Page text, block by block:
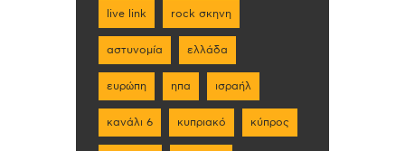
live link rock σκηνη
αστυνομία ελλάδα
ευρώπη ηπα ισραήλ
κανάλι 6 κυπριακό κύπρος